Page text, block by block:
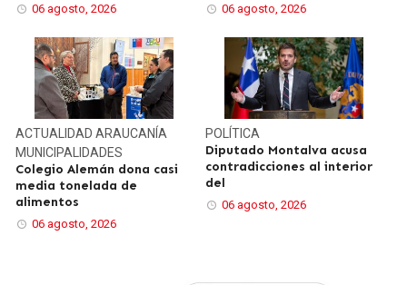
06 agosto, 2026 06 agosto, 2026
ACTUALIDADARAUCANÍA
MUNICIPALIDADES
Colegio Alemán dona casi
media tonelada de
alimentos
06 agosto, 2026
POLÍTICA
Diputado Montalva acusa
contradicciones al interior
del
06 agosto, 2026